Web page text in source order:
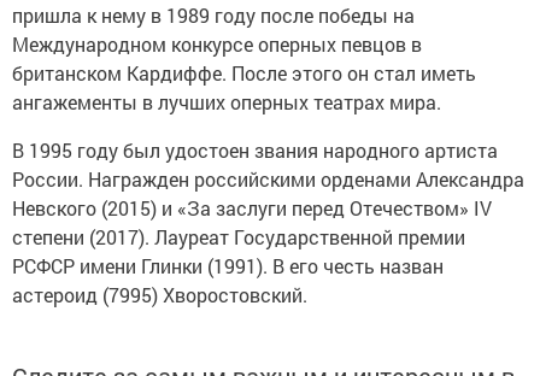
пришла к нему в 1989 году после победы на
Международном конкурсе оперных певцов в
британском Кардиффе. После этого он стал иметь
ангажементы в лучших оперных театрах мира.
В 1995 году был удостоен звания народного артиста
России. Награжден российскими орденами Александра
Невского (2015) и «За заслуги перед Отечеством» IV
степени (2017). Лауреат Государственной премии
РСФСР имени Глинки (1991). В его честь назван
астероид (7995) Хворостовский.